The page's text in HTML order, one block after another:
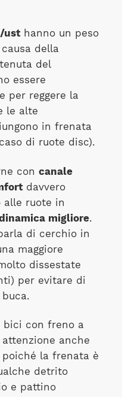
usthanno un peso
della
del
essere
per reggere la
le alte
in frenata
di ruote disc).
con canale
davvero
alle ruote in
migliore.
di cerchio in
maggiore
dissestate
per evitare di
bici con freno a
anche
la frenata è
detrito
e pattino